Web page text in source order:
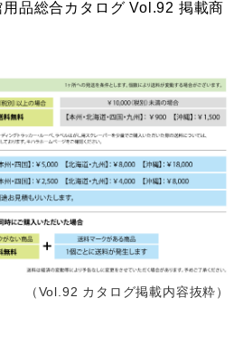
品総合カタログ Vol.92 掲載商
（Vol.92 カタログ掲載内容抜粋）